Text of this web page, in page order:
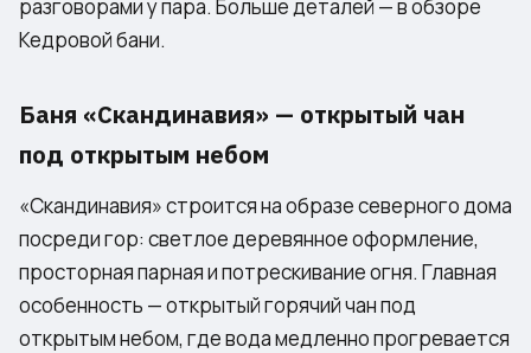
разговорами у пара. Больше деталей — вобзоре
Кедровой бани.
Баня «Скандинавия» — открытый чан
под открытым небом
«Скандинавия» строится на образе северного дома
посреди гор: светлое деревянное оформление,
просторная парная и потрескивание огня. Главная
особенность — открытый горячий чан под
открытым небом, где вода медленно прогревается